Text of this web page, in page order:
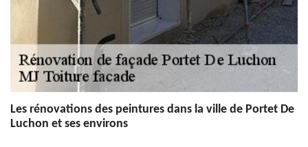
Les rénovations des peintures dans la ville de Portet De
Luchon et ses environs